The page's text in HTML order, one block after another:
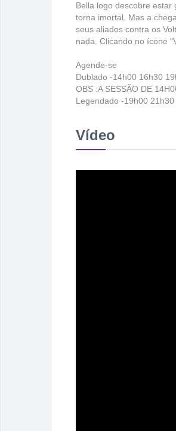
Bella logo descobre
torna imortal. Mas a
seus aliados contra os
nada. Clicando no ícone
Agende-se
Dublado -14h00 16h30
OBS :A SESSÃO DE
Legendado -19h00 21h30
Vídeo